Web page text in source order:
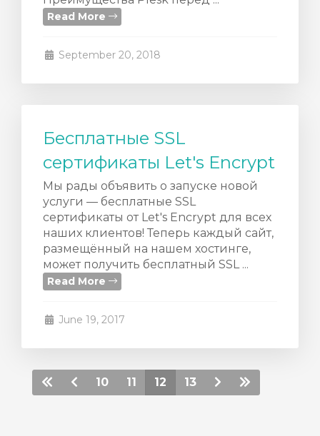
Read More
September 20, 2018
Бесплатные SSL
сертификаты Let's Encrypt
Мы рады объявить о запуске новой
услуги — бесплатные SSL
сертификаты от Let's Encrypt для всех
наших клиентов! Теперь каждый сайт,
размещённый на нашем хостинге,
может получить бесплатный SSL ...
Read More
June 19, 2017
10 11 12 13